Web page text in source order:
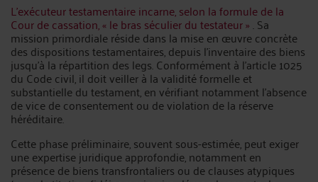
L’exécuteur testamentaire incarne, selon la formule de la
Cour de cassation, « le bras séculier du testateur ». Sa
mission primordiale réside dans la mise en œuvre concrète
des dispositions testamentaires, depuis l’inventaire des biens
jusqu’à la répartition des legs. Conformément à l’article 1025
du Code civil, il doit veiller à la validité formelle et
substantielle du testament, en vérifiant notamment l’absence
de vice de consentement ou de violation de la réserve
héréditaire.
Cette phase préliminaire, souvent sous-estimée, peut exiger
une expertise juridique approfondie, notamment en
présence de biens transfrontaliers ou de clauses atypiques